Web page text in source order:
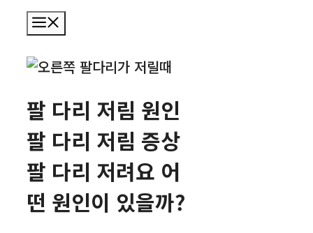
팔 다리 저림 원인
팔 다리 저림 증상
팔 다리 저려요 어
떤 원인이 있을까?